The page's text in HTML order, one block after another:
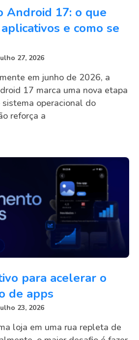
Android 17: o que
e como se
27, 2026
em junho de 2026, a
17 marca uma nova etapa
operacional do
reforça a
para acelerar o
de apps
23, 2026
loja em uma rua repleta de